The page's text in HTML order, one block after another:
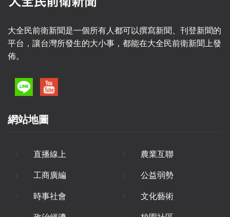
大全民前衛新聞是一個所有人都可以撰寫新聞、刊登新聞的
平台，讓台灣所發生的大小事，都能在大全民前衛新聞上發
佈。
網站地圖
直播線上
工商廣編
時事社會
農業互聯
公益弱勢
文化藝術